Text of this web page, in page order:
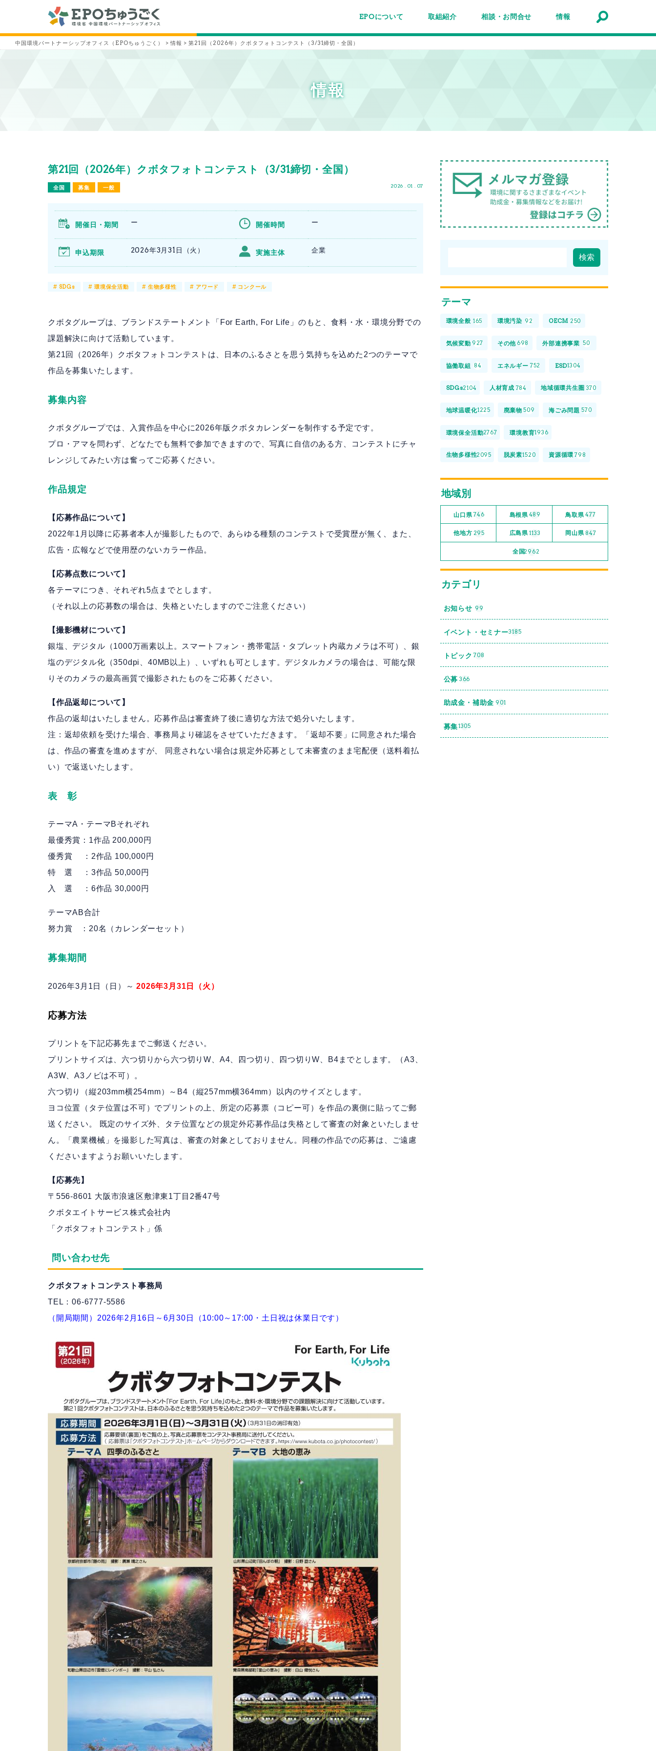
EPOについて
EPOちゅうごくについて
事業内容
スタッフ紹介
施設案内/利用案内
取組紹介 相談・お問合せ 情報
中国環境パートナーシップオフィス（EPOちゅうごく） >情報 >第21回（2026年）クボタフォトコンテスト（3/31締切・全国）
情報
第21回（2026年）クボタフォトコンテスト（3/31締切・全国）
全国 募集 一般 2026 . 01 . 07
開催日・期間 ー 開催時間 ー
申込期限 2026年3月31日（火） 実施主体 企業
# SDGs # 環境保全活動 # 生物多様性 # アワード # コンクール
クボタグループは、ブランドステートメント「For Earth, For Life」のもと、食料・水・環境分野での
課題解決に向けて活動しています。
第21回（2026年）クボタフォトコンテストは、日本のふるさとを思う気持ちを込めた2つのテーマで
作品を募集いたします。
募集内容
クボタグループでは、入賞作品を中心に2026年版クボタカレンダーを制作する予定です。
プロ・アマを問わず、どなたでも無料で参加できますので、写真に自信のある方、コンテストにチャ
レンジしてみたい方は奮ってご応募ください。
作品規定
【応募作品について】
2022年1月以降に応募者本人が撮影したもので、あらゆる種類のコンテストで受賞歴が無く、また、
広告・広報などで使用歴のないカラー作品。
【応募点数について】
各テーマにつき、それぞれ5点までとします。
（それ以上の応募数の場合は、失格といたしますのでご注意ください）
【撮影機材について】
銀塩、デジタル（1000万画素以上。スマートフォン・携帯電話・タブレット内蔵カメラは不可）、銀
塩のデジタル化（350dpi、40MB以上）、いずれも可とします。デジタルカメラの場合は、可能な限
りそのカメラの最高画質で撮影されたものをご応募ください。
【作品返却について】
作品の返却はいたしません。応募作品は審査終了後に適切な方法で処分いたします。
注：返却依頼を受けた場合、事務局より確認をさせていただきます。「返却不要」に同意された場合
は、作品の審査を進めますが、 同意されない場合は規定外応募として未審査のまま宅配便（送料着払
い）で返送いたします。
表 彰
テーマA・テーマBそれぞれ
最優秀賞：1作品 200,000円
優秀賞 ：2作品 100,000円
特 選 ：3作品 50,000円
入 選 ：6作品 30,000円
テーマAB合計
努力賞 ：20名（カレンダーセット）
募集期間
2026年3月1日（日）～ 2026年3月31日（火）
応募方法
プリントを下記応募先までご郵送ください。
プリントサイズは、六つ切りから六つ切りW、A4、四つ切り、四つ切りW、B4までとします。（A3、
A3W、A3ノビは不可）。
六つ切り（縦203mm横254mm）～B4（縦257mm横364mm）以内のサイズとします。
ヨコ位置（タテ位置は不可）でプリントの上、所定の応募票（コピー可）を作品の裏側に貼ってご郵
送ください。 既定のサイズ外、タテ位置などの規定外応募作品は失格として審査の対象といたしませ
ん。「農業機械」を撮影した写真は、審査の対象としておりません。同種の作品での応募は、ご遠慮
くださいますようお願いいたします。
【応募先】
〒556-8601 大阪市浪速区敷津東1丁目2番47号
クボタエイトサービス株式会社内
「クボタフォトコンテスト」係
問い合わせ先
クボタフォトコンテスト事務局
TEL：06-6777-5586
（開局期間）2026年2月16日～6月30日（10:00～17:00・土日祝は休業日です）
テーマ
環境全般 165 環境汚染 92 OECM 250
気候変動 927 その他 698 外部連携事業 50
協働取組 84 エネルギー 752 ESD1304
SDGs2104 人材育成 784 地域循環共生圏 370
地球温暖化1225 廃棄物 509 海ごみ問題 570
環境保全活動2767 環境教育1936
生物多様性2095 脱炭素1520 資源循環 798
地域別
山口県 746 島根県 489 鳥取県 477
他地方 295 広島県1133 岡山県 847
全国2962
カテゴリ
お知らせ 99
イベント・セミナー3185
トピック 708
公募 366
助成金・補助金 901
募集1305